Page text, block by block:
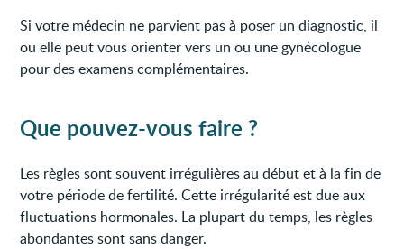
Si votre médecin ne parvient pas à poser un diagnostic, il
ou elle peut vous orienter vers un ou une gynécologue
pour des examens complémentaires.
Que pouvez-vous faire ?
Les règles sont souvent irrégulières au début et à la fin de
votre période de fertilité. Cette irrégularité est due aux
fluctuations hormonales. La plupart du temps, les règles
abondantes sont sans danger.